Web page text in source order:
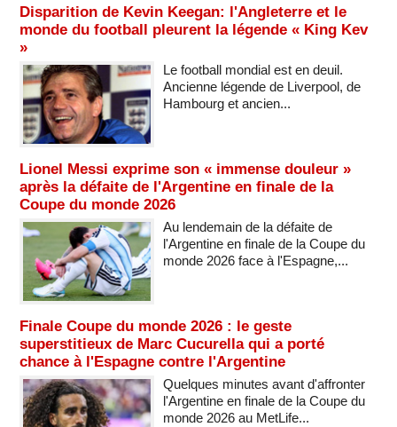
Disparition de Kevin Keegan: l'Angleterre et le
monde du football pleurent la légende « King Kev
»
Le football mondial est en deuil.
Ancienne légende de Liverpool, de
Hambourg et ancien...
Lionel Messi exprime son « immense douleur »
après la défaite de l'Argentine en finale de la
Coupe du monde 2026
Au lendemain de la défaite de
l'Argentine en finale de la Coupe du
monde 2026 face à l'Espagne,...
Finale Coupe du monde 2026 : le geste
superstitieux de Marc Cucurella qui a porté
chance à l'Espagne contre l'Argentine
Quelques minutes avant d'affronter
l'Argentine en finale de la Coupe du
monde 2026 au MetLife...